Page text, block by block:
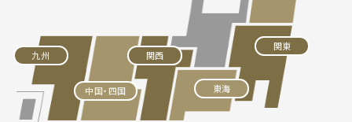
関東
東海
関西
中国・四国
九州